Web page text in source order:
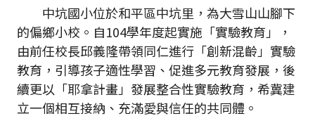
中坑國小位於和平區中坑里，為大雪山山腳下
的偏鄉小校。自104學年度起實施「實驗教育」，
由前任校長邱義隆帶領同仁進行「創新混齡」實驗
教育，引導孩子適性學習、促進多元教育發展，後
續更以「耶拿計畫」發展整合性實驗教育，希冀建
立一個相互接納、充滿愛與信任的共同體。